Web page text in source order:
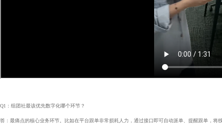
Q1：组团社最该优先数字化哪个环节？
答：最痛点的核心业务环节。比如在平台跟单非常损耗人力，通过接口即可自动派单、提醒跟单，将